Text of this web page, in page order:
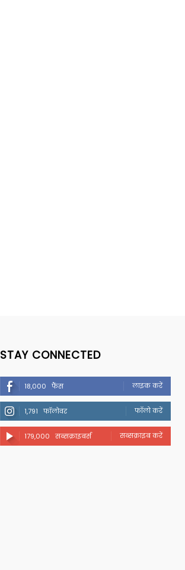
STAY CONNECTED
18,000 फैंस लाइक करें
1,791 फॉलोवर फॉलो करें
179,000 सब्सक्राइबर्स सब्सक्राइब करें